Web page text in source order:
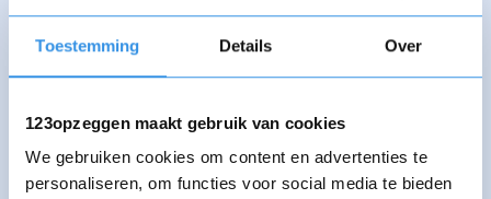
Toestemming Details Over
123opzeggen maakt gebruik van cookies
We gebruiken cookies om content en advertenties te
personaliseren, om functies voor social media te bieden
Tesselhuus
Museum